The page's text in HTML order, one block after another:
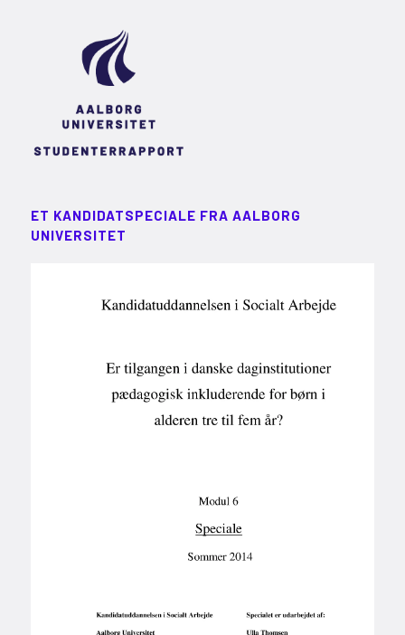
ET KANDIDATSPECIALE FRA AALBORG
UNIVERSITET